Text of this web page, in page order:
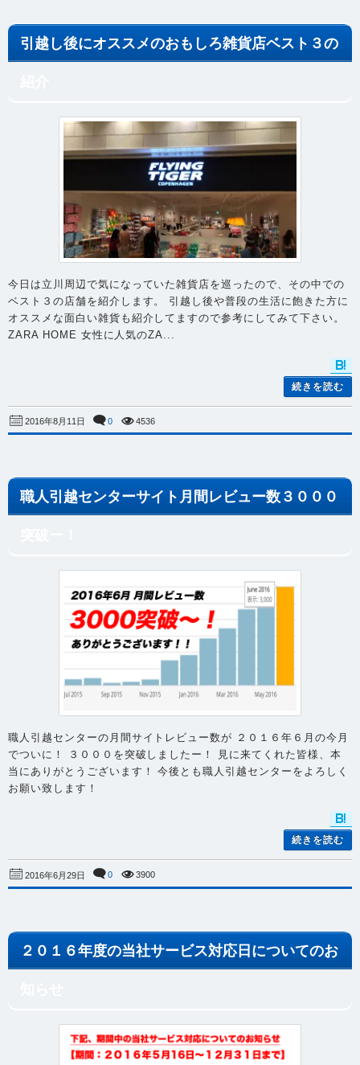
引越し後にオススメのおもしろ雑貨店ベスト３の
今日は立川周辺で気になっていた雑貨店を巡ったので、その中での
ベスト３の店舗を紹介します。 引越し後や普段の生活に飽きた方に
オススメな面白い雑貨も紹介してますので参考にしてみて下さい。
ZARA HOME 女性に人気のZA...
続きを読む
2016年8月11日 0 4536
職人引越センターサイト月間レビュー数３０００
職人引越センターの月間サイトレビュー数が ２０１６年６月の今月
でついに！ ３０００を突破しましたー！ 見に来てくれた皆様、本
当にありがとうございます！ 今後とも職人引越センターをよろしく
お願い致します！
続きを読む
2016年6月29日 0 3900
２０１６年度の当社サービス対応日についてのお